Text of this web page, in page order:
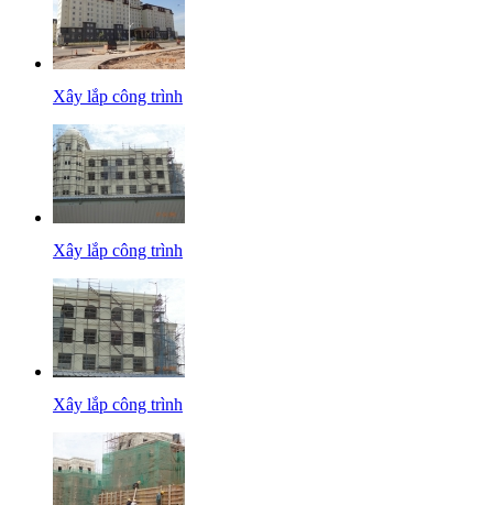
Xây lắp công trình
Xây lắp công trình
Xây lắp công trình